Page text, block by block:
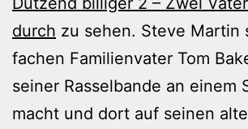
durch zu sehen. Steve Martin
fachen Familienvater Tom
seiner Rasselbande an einem
macht und dort auf seinen